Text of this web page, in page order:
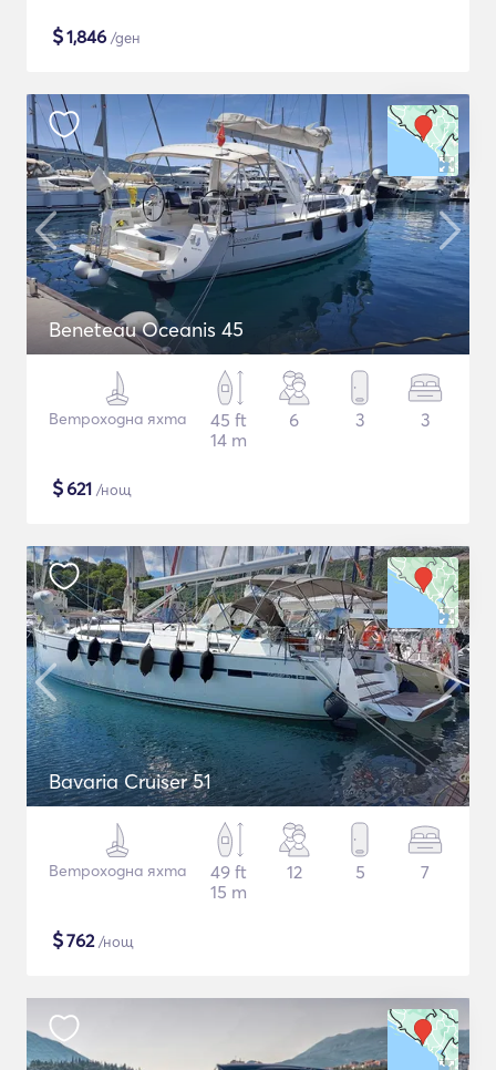
$1,846 /ден
Beneteau Oceanis 45
Ветроходна яхта
45 ft
14 m
6 3 3
$621 /нощ
Bavaria Cruiser 51
Ветроходна яхта
49 ft
15 m
12 5 7
$762/нощ